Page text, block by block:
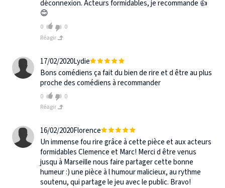
déconnexion. Acteurs formidables, je recommande 👍
😊
0
0
Réagir
17/02/2020Lydie
Bons comédiens ça fait du bien de rire et d être au plus
proche des comédiens à recommander
0
0
Réagir
16/02/2020Florence
Un immense fou rire grâce à cette pièce et aux acteurs
formidables Clemence et Marc! Merci d être venus
jusqu à Marseille nous faire partager cette bonne
humeur :) une pièce à l humour malicieux, au rythme
soutenu, qui partage le jeu avec le public. Bravo!